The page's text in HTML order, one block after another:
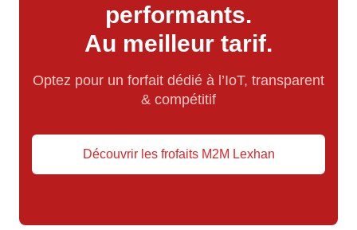
performants.
Au meilleur tarif.
Optez pour un forfait dédié à l’IoT, transparent
& compétitif
Découvrir les frofaits M2M Lexhan